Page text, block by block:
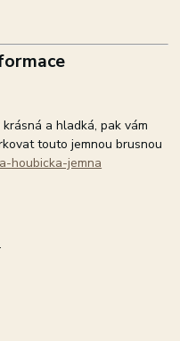
a hladká, pak vám
touto jemnou brusnou
houbicka-jemna